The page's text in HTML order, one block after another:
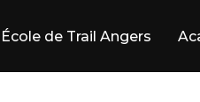
École de Trail Angers